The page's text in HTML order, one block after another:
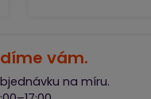
vám.
na míru.